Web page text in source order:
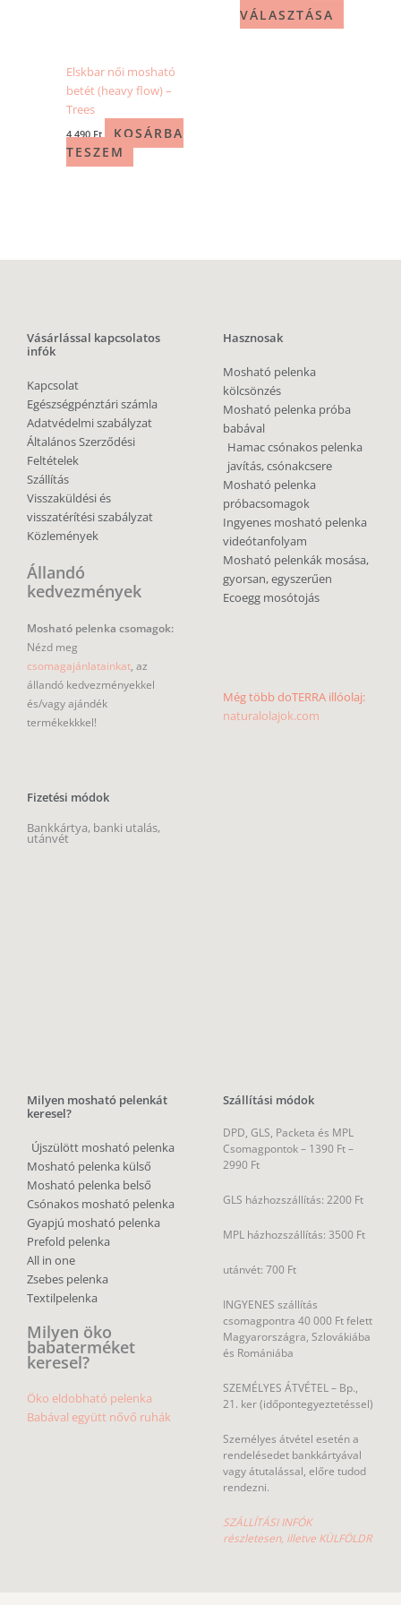
Elskbar női mosható
betét (heavy flow) –
Trees
4 490Ft
KOSÁRBA
TESZEM
VÁLASZTÁSA
Vásárlással kapcsolatos
infók
Kapcsolat
Egészségpénztári számla
Adatvédelmi szabályzat
Általános Szerződési
Feltételek
Szállítás
Visszaküldési és
visszatérítési szabályzat
Közlemények
Állandó
kedvezmények
Mosható pelenka csomagok:
Nézd meg
csomagajánlatainkat, az
állandó kedvezményekkel
és/vagy ajándék
termékekkkel!
Fizetési módok
Bankkártya, banki utalás,
utánvét
Hasznosak
Mosható pelenka
kölcsönzés
Mosható pelenka próba
babával
Hamac csónakos pelenka
javítás, csónakcsere
Mosható pelenka
próbacsomagok
Ingyenes mosható pelenka
videótanfolyam
Mosható pelenkák mosása,
gyorsan, egyszerűen
Ecoegg mosótojás
Még több doTERRA illóolaj:
naturalolajok.com
Milyen mosható pelenkát
keresel?
Újszülött mosható pelenka
Mosható pelenka külső
Mosható pelenka belső
Csónakos mosható pelenka
Gyapjú mosható pelenka
Prefold pelenka
All in one
Zsebes pelenka
Textilpelenka
Milyen öko
babaterméket
keresel?
Öko eldobható pelenka
Babával együtt nővő ruhák
Szállítási módok
DPD, GLS, Packeta és MPL
Csomagpontok – 1390 Ft –
2990 Ft
GLS házhozszállítás: 2200 Ft
MPL házhozszállítás: 3500 Ft
utánvét: 700 Ft
INGYENES szállítás
csomagpontra 40 000 Ft felett
Magyarországra, Szlovákiába
és Romániába
SZEMÉLYES ÁTVÉTEL – Bp.,
21. ker (időpontegyeztetéssel)
Személyes átvétel esetén a
rendelésedet bankkártyával
vagy átutalással, előre tudod
rendezni.
SZÁLLÍTÁSI INFÓK
részletesen, illetve KÜLFÖLDR